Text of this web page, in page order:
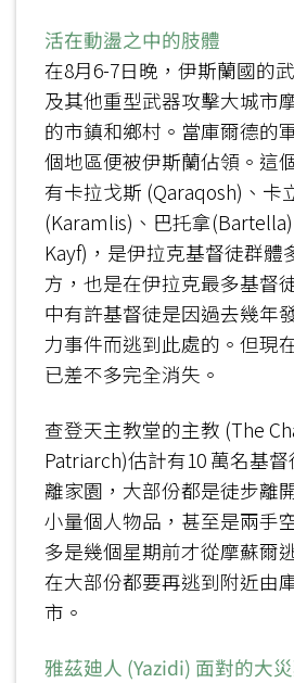
活在動盪之中的肢體
在8月6-7日晚，伊斯蘭國的
及其他重型武器攻擊大城市
的市鎮和鄉村。當庫爾德的
個地區便被伊斯蘭佔領。這
有卡拉戈斯 (Qaraqosh)、卡
(Karamlis)、巴托拿
Kayf)，是伊拉克基督徒群體
方，也是在伊拉克最多基督
中有許基督徒是因過去幾年
力事件而逃到此處的。但現
已差不多完全消失。
查登天主教堂的主教 (The
Patriarch)估計有10 萬名基
離家園，大部份都是徒步離
小量個人物品，甚至是兩手
多是幾個星期前才從摩蘇爾
在大部份都要再逃到附近由
市。
雅茲廸人 (Yazidi) 面對的大